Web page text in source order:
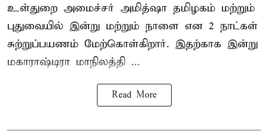
உள்துறை அமைச்சர் அமித்ஷா தமிழகம் மற்றும்
புதுவையில் இன்று மற்றும் நாளை என 2 நாட்கள்
சுற்றுப்பயணம் மேற்கொள்கிறார். இதற்காக இன்று
மகாராஷ்டிரா மாநிலத்தி ...
Read More